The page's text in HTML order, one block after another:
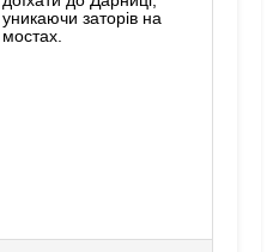
уникаючи заторів на
мостах.